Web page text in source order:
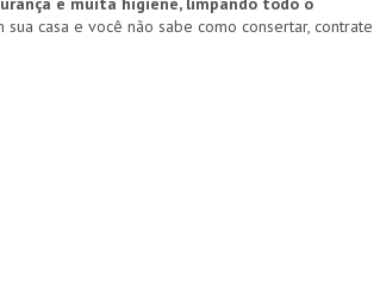
casa e você não sabe como consertar, contrate